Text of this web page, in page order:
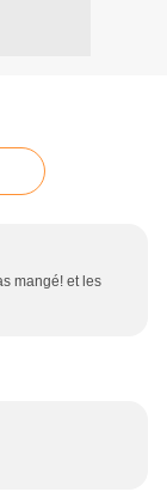
mangé! et les